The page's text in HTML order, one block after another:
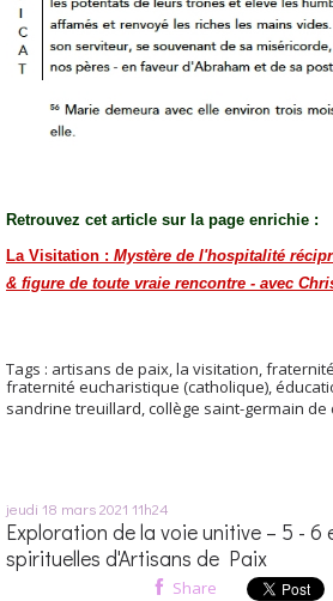
Retrouvez cet article sur la page enrichie :
La Visitation : Mystère de l'hospitalité
& figure de toute vraie rencontre - avec
Tags : artisans de paix,la visitation,
fraternité eucharistique (catholique),
sandrine treuillard,collège saint-germain de
jeudi 18 mars 2021 11h24
Exploration de la voie unitive – 5 - 6
spirituelles d'Artisans de Paix
Share